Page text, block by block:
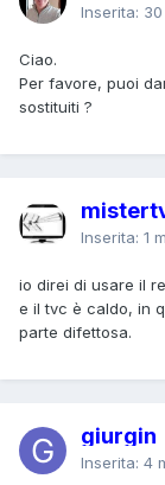
Inserita:
Ciao.
Per favore, puoi
sostituiti ?
Inserita: 1
io direi di usare il
e il tvc è caldo, in
parte difettosa.
giurgin
Inserita: 4